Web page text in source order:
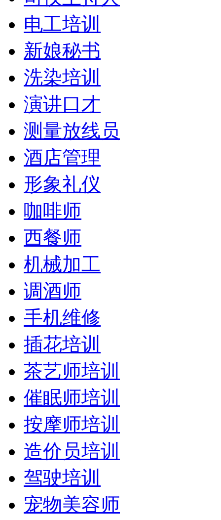
电工培训
新娘秘书
洗染培训
演讲口才
测量放线员
酒店管理
形象礼仪
咖啡师
西餐师
机械加工
调酒师
手机维修
插花培训
茶艺师培训
催眠师培训
按摩师培训
造价员培训
驾驶培训
宠物美容师